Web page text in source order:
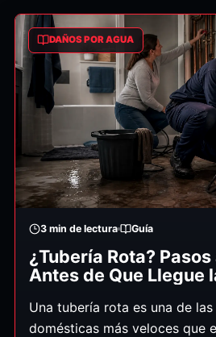
DAÑOS POR AGUA
3 min de lectura Guía
¿Tubería Rota?
Antes de Que Llegue
Una tubería rota es una de
domésticas más veloces que